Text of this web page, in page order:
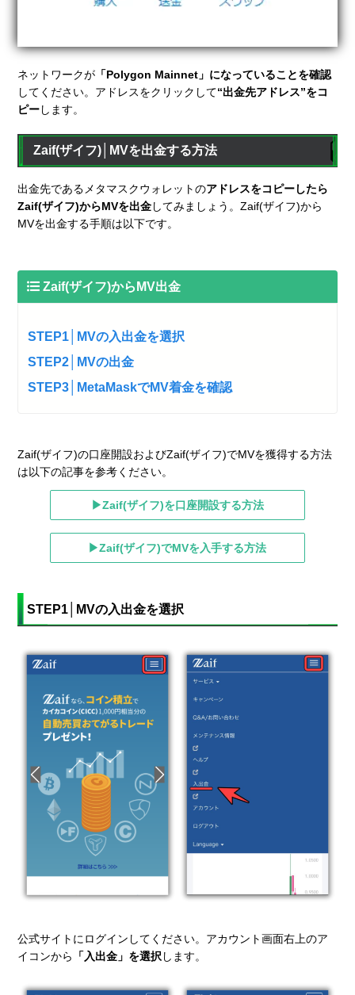
ネットワークが 「Polygon Mainnet」になっていることを確認
してください。アドレスをクリックして“出金先アドレス”をコ
ピーします。
Zaif(ザイフ)│MVを出金する方法
出金先であるメタマスクウォレットのアドレスをコピーしたら
Zaif(ザイフ)からMVを出金してみましょう。Zaif(ザイフ)から
MVを出金する手順は以下です。
Zaif(ザイフ)からMV出金
STEP1│MVの入出金を選択
STEP2│MVの出金
STEP3│MetaMaskでMV着金を確認
Zaif(ザイフ)の口座開設およびZaif(ザイフ)でMVを獲得する方法
は以下の記事を参考ください。
▶Zaif(ザイフ)を口座開設する方法
▶Zaif(ザイフ)でMVを入手する方法
STEP1│MVの入出金を選択
公式サイトにログインしてください。アカウント画面右上のア
イコンから
「入出金」を選択 します。